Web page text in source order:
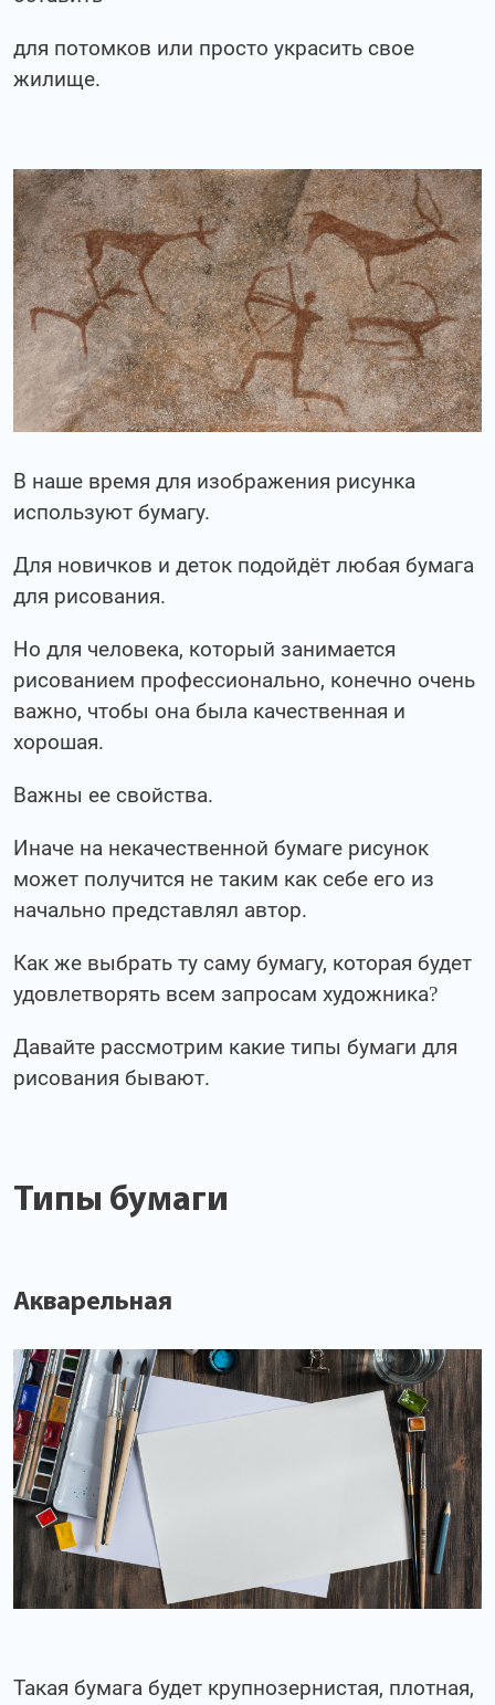
для потомков или просто украсить свое
жилище.
В наше время для изображения рисунка
используют бумагу.
Для новичков и деток подойдёт любая бумага
для рисования.
Но для человека, который занимается
рисованием профессионально, конечно очень
важно, чтобы она была качественная и
хорошая.
Важны ее свойства.
Иначе на некачественной бумаге рисунок
может получится не таким как себе его из
начально представлял автор.
Как же выбрать ту саму бумагу, которая будет
удовлетворять всем запросам художника?
Давайте рассмотрим какие типы бумаги для
рисования бывают.
Типы бумаги
Акварельная
Такая бумага будет крупнозернистая, плотная,